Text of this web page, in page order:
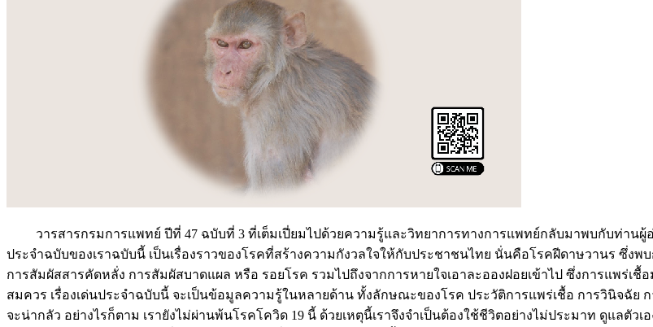
วารสารกรมการแพทย์ ปีที่ 47 ฉบับที่ 3 ที่เต็มเปี่ยมไปด้วยความรู้และวิทยาการทางการแพทย์กลับมาพบกับท่านผู้อ่
ประจำฉบับของเราฉบับนี้ เป็นเรื่องราวของโรคที่สร้างความกังวลใจให้กับประชาชนไทย นั่นคือโรคฝีดาษวานร ซึ่ง
การสัมผัสสารคัดหลั่ง การสัมผัสบาดแผล หรือ รอยโรค รวมไปถึงจากการหายใจเอาละอองฝอยเข้าไป ซึ่งการแพร่เ
สมควร เรื่องเด่นประจำฉบับนี้ จะเป็นข้อมูลความรู้ในหลายด้าน ทั้งลักษณะของโรค ประวัติการแพร่เชื้อ การวินิจฉั
จะน่ากลัว อย่างไรก็ตาม เรายังไม่ผ่านพ้นโรคโควิด 19 นี้ ด้วยเหตุนี้เราจึงจำเป็นต้องใช้ชีวิตอย่างไม่ประมาท ดูแลตั